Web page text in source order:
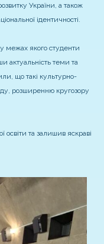
України, а також
ідентичності.
межах якого студенти
актуальність теми та
що такі культурно-
розширенню кругозору
освіти та залишив яскраві